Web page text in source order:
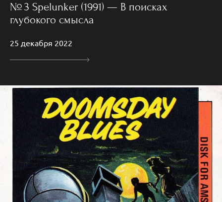
№ 3 Spelunker (1991) — В поисках
глубокого смысла
25 декабря 2022